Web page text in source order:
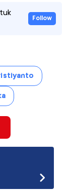
Follow